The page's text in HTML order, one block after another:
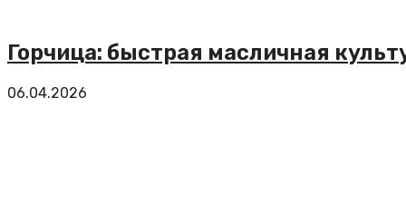
Горчица: быстрая масличная
06.04.2026